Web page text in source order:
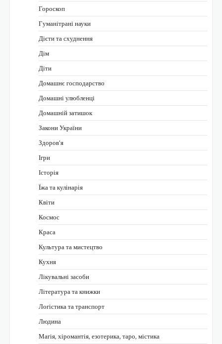
Гороскоп
Гуманітрані науки
Дієти та схуднення
Дім
Діти
Домашнє господарство
Домашні улюбленці
Домашній затишок
Закони України
Здоров'я
Ігри
Історія
Їжа та кулінарія
Квіти
Космос
Краса
Культура та мистецтво
Кухня
Лікувальні засоби
Література та книжки
Логістика та транспорт
Людина
Магія, хіромантія, езотерика, таро, містика